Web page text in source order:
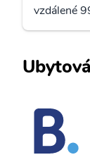
vzdálené